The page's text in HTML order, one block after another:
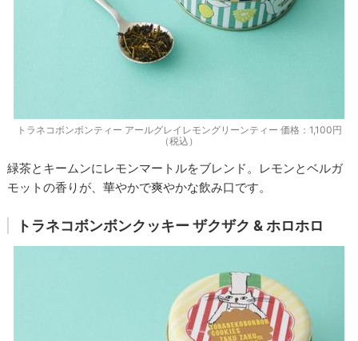
トラネコボンボンティー アールグレイレモングリーンティー 価格：1,100円
（税込）
緑茶とキームンにレモンマートルをブレンド。レモンとベルガ
モットの香りが、華やかで爽やかな飲み口です。
トラネコボンボンクッキー ザクザク & ホロホロ